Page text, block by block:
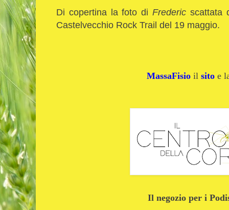
Di copertina la foto diFrederic scattata
Castelvecchio Rock Trail del 19 maggio.
MassaFisio il sito e
Il negozio per i